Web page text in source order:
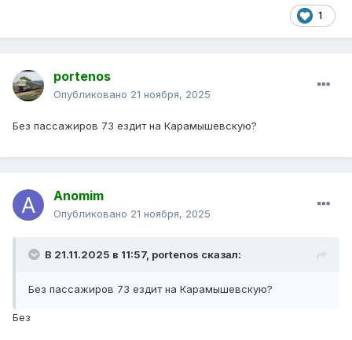
1
portenos
Опубликовано 21 ноября, 2025
Без пассажиров 73 ездит на Карамышевскую?
Anomim
Опубликовано 21 ноября, 2025
В 21.11.2025 в 11:57, portenos сказал:
Без пассажиров 73 ездит на Карамышевскую?
Без